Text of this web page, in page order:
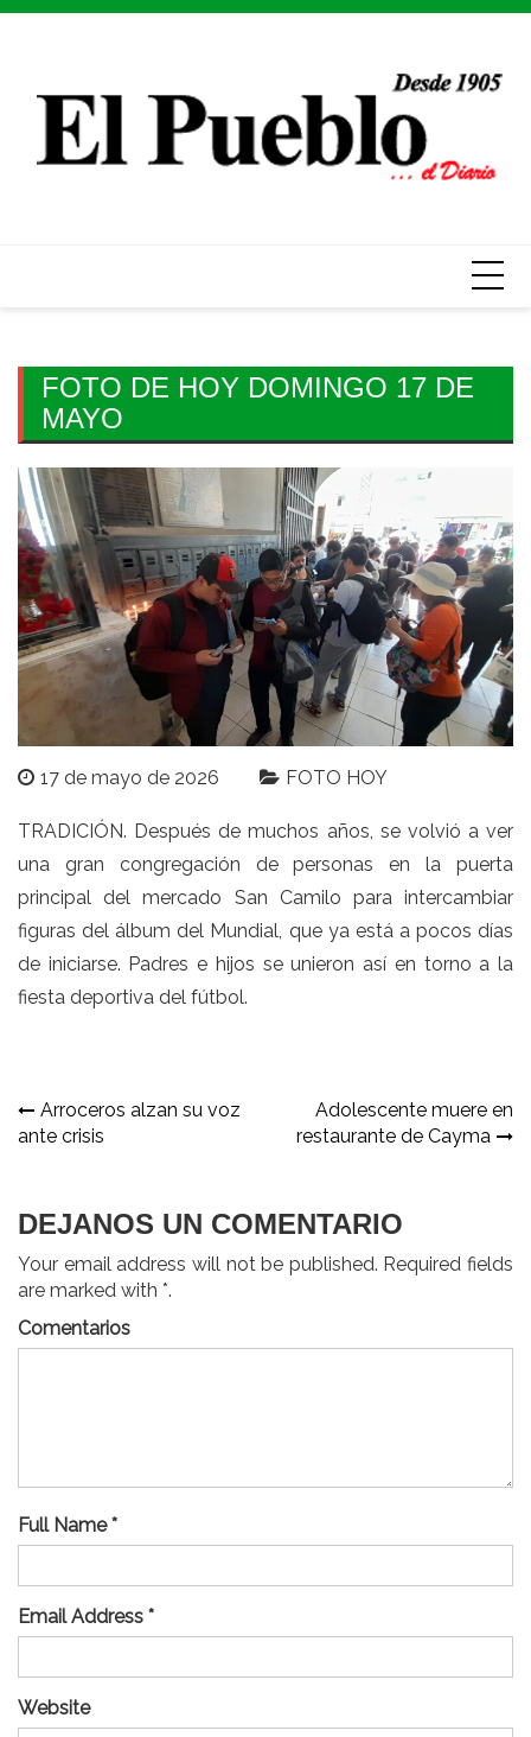
Skip
FOTO DE HOY DOMINGO 17 DE
MAYO
17 de mayo de 2026 FOTO HOY
TRADICIÓN. Después de muchos años, se volvió a ver
una gran congregación de personas en la puerta
principal del mercado San Camilo para intercambiar
figuras del álbum del Mundial, que ya está a pocos días
de iniciarse. Padres e hijos se unieron así en torno a la
fiesta deportiva del fútbol.
Navegación
de
Arroceros alzan su voz
ante crisis
Adolescente muere en
restaurante de Cayma
DEJANOS UN COMENTARIO
Your email address will not be published. Required fields
are marked with *.
Comentarios
Full Name *
Email Address *
Website